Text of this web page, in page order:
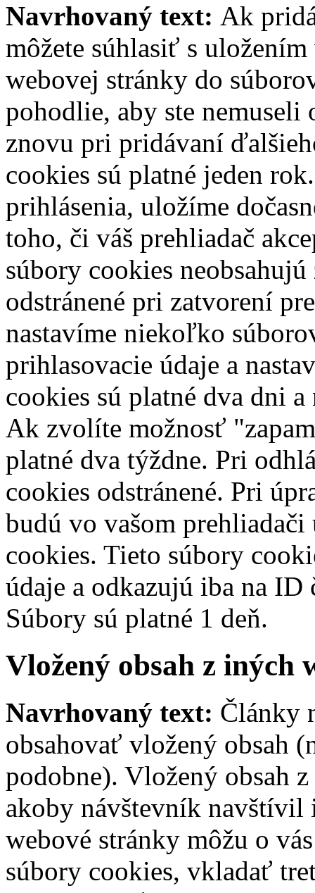
Navrhovaný text: Ak
môžete súhlasiť s
webovej stránky do
pohodlie, aby ste
znovu pri pridávaní
cookies sú platné jeden
prihlásenia, uložíme
toho, či váš prehliadač
súbory cookies
odstránené pri zatvorení
nastavíme niekoľko
prihlasovacie údaje a
cookies sú platné dva dni
Ak zvolíte možnosť
platné dva týždne. Pri
cookies odstránené. Pri
budú vo vašom
cookies. Tieto súbory
údaje a odkazujú iba na
Súbory sú platné 1 deň.
Vložený obsah z iných
Navrhovaný text: Články
obsahovať vložený obsah
podobne). Vložený obsah
akoby návštevník
webové stránky môžu o
súbory cookies, vkladať